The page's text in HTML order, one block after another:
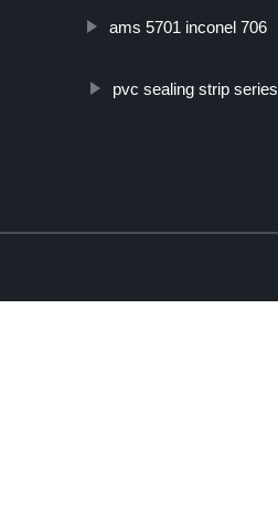
ams 5701 inconel 706
pvc sealing strip series